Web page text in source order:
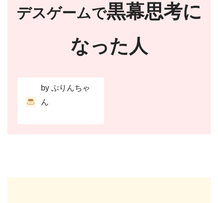
デスゲームで黒幕思考に
なった人
by ぷりんちゃ
ん